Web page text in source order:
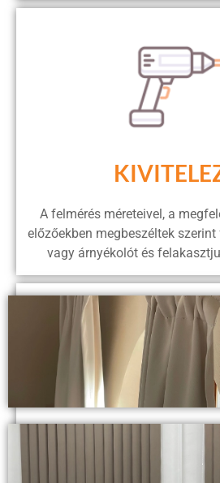
A felmérés méreteivel, a
előzőekben megbeszéltek
vagy árnyékolót és
VARRÁS
árlista